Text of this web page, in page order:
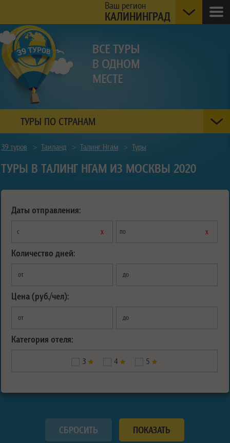
Ваш регион
КАЛИНИНГРАД
ТУРЫ ПО СТРАНАМ
39 туров > Таиланд > Талинг Нгам > Туры
ТУРЫ В ТАЛИНГ НГАМ ИЗ МОСКВЫ 2020
Даты отправления:
с х по х
Количество дней:
от до
Цена (руб./чел):
от до
Категория отеля:
3 4 5